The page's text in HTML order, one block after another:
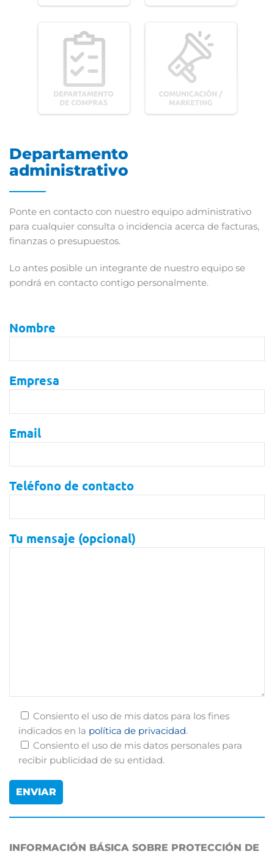
Departamento
administrativo
Ponte en contacto con nuestro equipo administrativo
para cualquier consulta o incidencia acerca de facturas,
finanzas o presupuestos.
Lo antes posible un integrante de nuestro equipo se
pondrá en contacto contigo personalmente.
Nombre
Empresa
Email
Teléfono de contacto
Tu mensaje (opcional)
Consiento el uso de mis datos para los fines
indicados en la política de privacidad.
Consiento el uso de mis datos personales para
recibir publicidad de su entidad.
INFORMACIÓN BÁSICA SOBRE PROTECCIÓN DE